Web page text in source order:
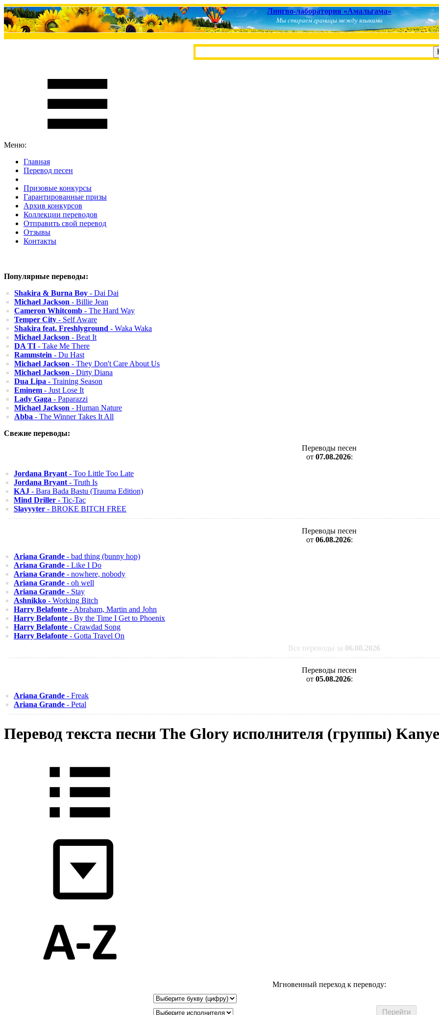
Лингво-лаборатория «Амальгама»
Мы стираем границы между языками
Меню:
Главная
Перевод песен
Призовые конкурсы
Гарантированные призы
Архив конкурсов
Коллекции переводов
Отправить свой перевод
Отзывы
Контакты
Популярные переводы:
Shakira & Burna Boy - Dai Dai
Michael Jackson - Billie Jean
Cameron Whitcomb - The Hard Way
Temper City - Self Aware
Shakira feat. Freshlyground - Waka Waka
Michael Jackson - Beat It
DA TI - Take Me There
Rammstein - Du Hast
Michael Jackson - They Don't Care About Us
Michael Jackson - Dirty Diana
Dua Lipa - Training Season
Eminem - Just Lose It
Lady Gaga - Paparazzi
Michael Jackson - Human Nature
Abba - The Winner Takes It All
Свежие переводы:
Переводы песен
от 07.08.2026:
Jordana Bryant - Too Little Too Late
Jordana Bryant - Truth Is
KAJ - Bara Bada Bastu (Trauma Edition)
Mind Driller - Tic-Tac
Slayyyter - BROKE BITCH FREE
Переводы песен
от 06.08.2026:
Ariana Grande - bad thing (bunny hop)
Ariana Grande - Like I Do
Ariana Grande - nowhere, nobody
Ariana Grande - oh well
Ariana Grande - Stay
Ashnikko - Working Bitch
Harry Belafonte - Abraham, Martin and John
Harry Belafonte - By the Time I Get to Phoenix
Harry Belafonte - Crawdad Song
Harry Belafonte - Gotta Travel On
Все переводы за 06.08.2026
Переводы песен
от 05.08.2026:
Ariana Grande - Freak
Ariana Grande - Petal
Перевод текста песни The Glory исполнителя (группы)
Мгновенный переход к переводу: